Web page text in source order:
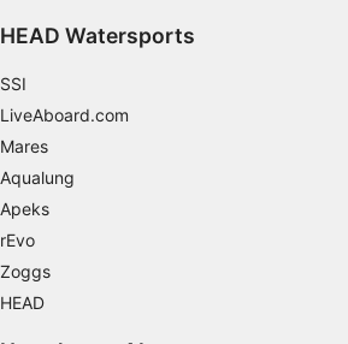
HEAD Watersports
SSI
LiveAboard.com
Mares
Aqualung
Apeks
rEvo
Zoggs
HEAD
Performance
Funktional
Werbung